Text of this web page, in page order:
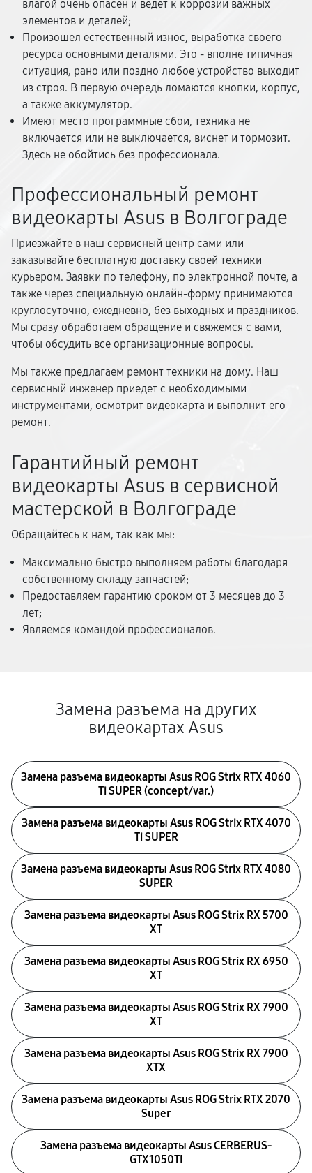
влагой очень опасен и ведет к коррозии важных
элементов и деталей;
Произошел естественный износ, выработка своего
ресурса основными деталями. Это - вполне типичная
ситуация, рано или поздно любое устройство выходит
из строя. В первую очередь ломаются кнопки, корпус,
а также аккумулятор.
Имеют место программные сбои, техника не
включается или не выключается, виснет и тормозит.
Здесь не обойтись без профессионала.
Профессиональный ремонт
видеокарты Asus в Волгограде
Приезжайте в наш сервисный центр сами или
заказывайте бесплатную доставку своей техники
курьером. Заявки по телефону, по электронной почте, а
также через специальную онлайн-форму принимаются
круглосуточно, ежедневно, без выходных и праздников.
Мы сразу обработаем обращение и свяжемся с вами,
чтобы обсудить все организационные вопросы.
Мы также предлагаем ремонт техники на дому. Наш
сервисный инженер приедет с необходимыми
инструментами, осмотрит видеокарта и выполнит его
ремонт.
Гарантийный ремонт
видеокарты Asus в сервисной
мастерской в Волгограде
Обращайтесь к нам, так как мы:
Максимально быстро выполняем работы благодаря
собственному складу запчастей;
Предоставляем гарантию сроком от 3 месяцев до 3
лет;
Являемся командой профессионалов.
Замена разъема на других
видеокартах Asus
Замена разъема видеокарты Asus ROG Strix RTX 4060
Ti SUPER (concept/var.)
Замена разъема видеокарты Asus ROG Strix RTX 4070
Ti SUPER
Замена разъема видеокарты Asus ROG Strix RTX 4080
SUPER
Замена разъема видеокарты Asus ROG Strix RX 5700
XT
Замена разъема видеокарты Asus ROG Strix RX 6950
XT
Замена разъема видеокарты Asus ROG Strix RX 7900
XT
Замена разъема видеокарты Asus ROG Strix RX 7900
XTX
Замена разъема видеокарты Asus ROG Strix RTX 2070
Super
Замена разъема видеокарты Asus CERBERUS-
GTX1050TI